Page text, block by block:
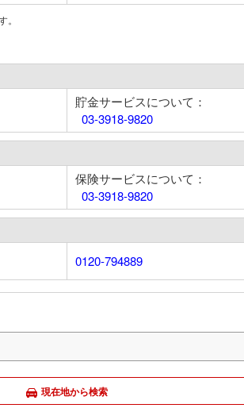
貯金サービスについて：
03-3918-9820
保険サービスについて：
03-3918-9820
0120-794889
現在地から検索